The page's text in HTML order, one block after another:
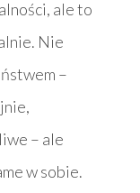
ale to
Nie
–
– ale
w sobie.